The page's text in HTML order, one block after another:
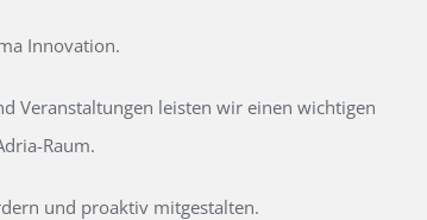
Innovation.
Veranstaltungen leisten wir einen wichtigen
Raum.
und proaktiv mitgestalten.